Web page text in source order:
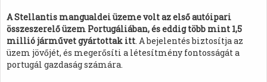
A Stellantis mangualdei üzeme volt az első autóipari
összeszerelő üzem Portugáliában, és eddig több mint 1,5
millió járművet gyártottak itt. A bejelentés biztosítja az
üzem jövőjét, és megerősíti a létesítmény fontosságát a
portugál gazdaság számára.